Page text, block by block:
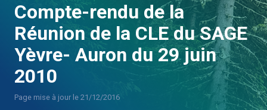
Compte-rendu de la
Réunion de la CLE du SAGE
Yèvre- Auron du 29 juin
2010
Page mise à jour le 21/12/2016